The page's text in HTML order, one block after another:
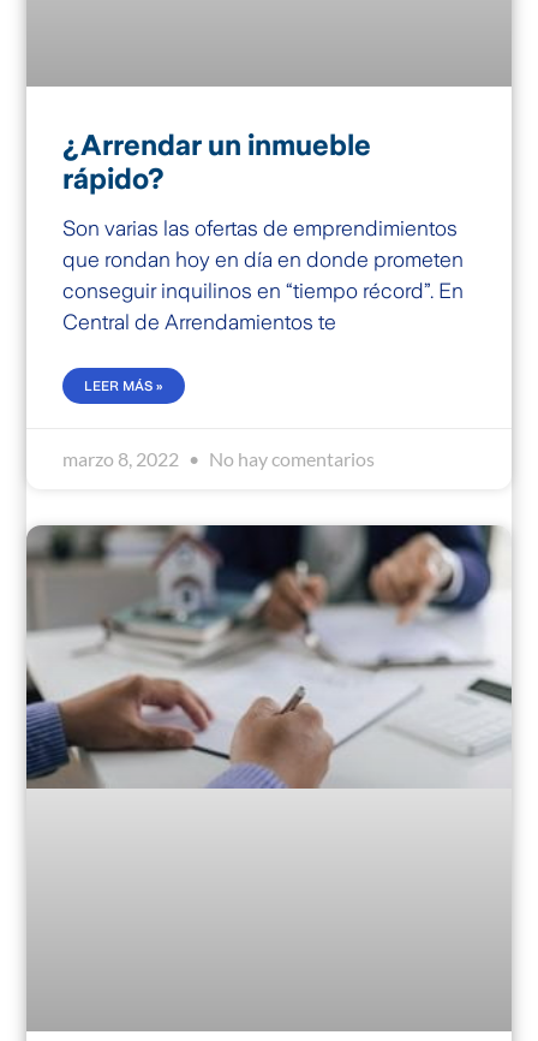
¿Arrendar un inmueble
rápido?
Son varias las ofertas de emprendimientos
que rondan hoy en día en donde prometen
conseguir inquilinos en “tiempo récord”. En
Central de Arrendamientos te
LEER MÁS »
marzo 8, 2022 No hay comentarios